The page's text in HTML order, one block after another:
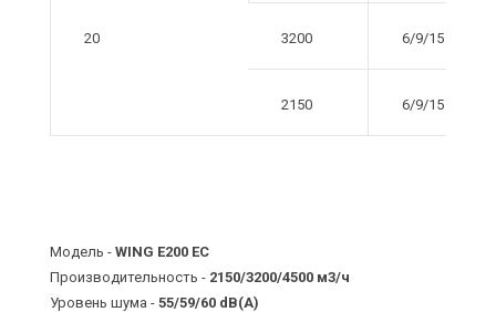
20 3200 6/9/15
2150 6/9/15
Модель - WING E200 EC
Производительность - 2150/3200/4500 м3/ч
Уровень шума - 55/59/60 dB(A)